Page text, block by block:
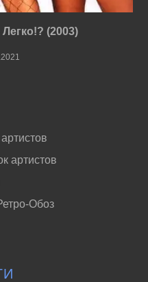
(2003)
артистов
Обоз